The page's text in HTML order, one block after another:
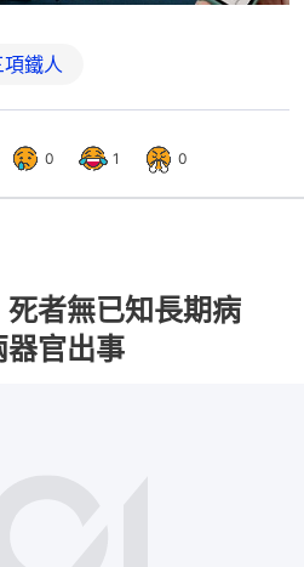
項鐵人
0 1 0
死者無已知長期病
器官出事